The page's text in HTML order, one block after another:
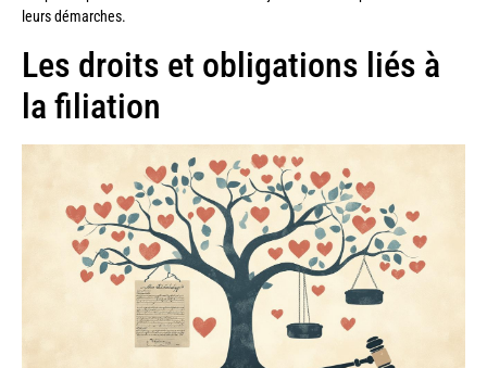
leurs démarches.
Les droits et obligations liés à
la filiation